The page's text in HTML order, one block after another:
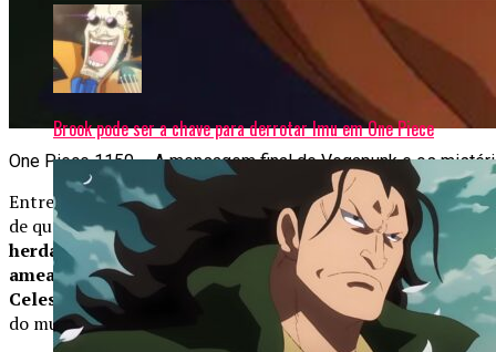
One Piece 1150 – A mensagem final de Vegapunk e os
Entre as interpretações mais aceitas pelos fãs, está a ideia
de que os membros da linhagem D carregam umespírito
herdado de liberdade e rebeldia, sendo considerados a
ameaça natural aos “deuses”
, ou seja, osDragões
Celestiais. Essas figuras misteriosas desafiam as estruturas
do mundo, surgindo em momentos decisivos da história.
Brook pode ser a chave para derrotar Imu em One Piece